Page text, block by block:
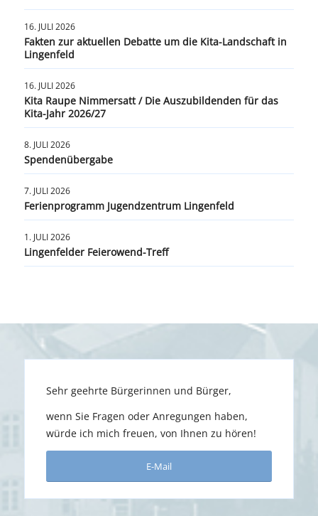
16. JULI 2026
Fakten zur aktuellen Debatte um die Kita-Landschaft in
Lingenfeld
16. JULI 2026
Kita Raupe Nimmersatt / Die Auszubildenden für das
Kita-Jahr 2026/27
8. JULI 2026
Spendenübergabe
7. JULI 2026
Ferienprogramm Jugendzentrum Lingenfeld
1. JULI 2026
Lingenfelder Feierowend-Treff
Sehr geehrte Bürgerinnen und Bürger,
wenn Sie Fragen oder Anregungen haben,
würde ich mich freuen, von Ihnen zu hören!
E-Mail